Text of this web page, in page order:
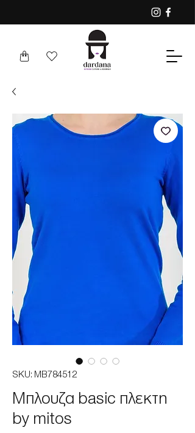
SKU: MB784512
Μπλουζα basic πλεκτη
by mitos